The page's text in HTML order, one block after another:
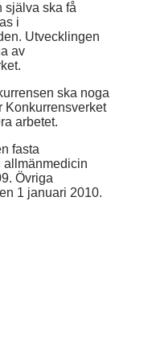
själva ska få
i
Utvecklingen
av
ska noga
Konkurrensverket
arbetet.
fasta
allmänmedicin
Övriga
1 januari 2010.